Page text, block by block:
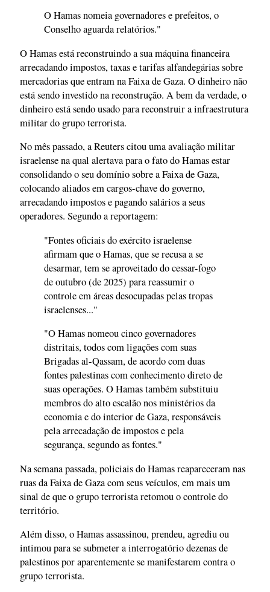
O Hamas nomeia governadores e prefeitos, o
Conselho aguarda relatórios."
O Hamas está reconstruindo a sua máquina financeira
arrecadando impostos, taxas e tarifas alfandegárias sobre
mercadorias que entram na Faixa de Gaza. O dinheiro não
está sendo investido na reconstrução. A bem da verdade, o
dinheiro está sendo usado para reconstruir a infraestrutura
militar do grupo terrorista.
No mês passado, a Reuters citou uma avaliação militar
israelense na qual alertava para o fato do Hamas estar
consolidando o seu domínio sobre a Faixa de Gaza,
colocando aliados em cargos-chave do governo,
arrecadando impostos e pagando salários a seus
operadores. Segundo a reportagem:
"Fontes oficiais do exército israelense
afirmam que o Hamas, que se recusa a se
desarmar, tem se aproveitado do cessar-fogo
de outubro (de 2025) para reassumir o
controle em áreas desocupadas pelas tropas
israelenses..."
"O Hamas nomeou cinco governadores
distritais, todos com ligações com suas
Brigadas al-Qassam, de acordo com duas
fontes palestinas com conhecimento direto de
suas operações. O Hamas também substituiu
membros do alto escalão nos ministérios da
economia e do interior de Gaza, responsáveis ​​
pela arrecadação de impostos e pela
segurança, segundo as fontes."
Na semana passada, policiais do Hamas reapareceram nas
ruas da Faixa de Gaza com seus veículos, em mais um
sinal de que o grupo terrorista retomou o controle do
território.
Além disso, o Hamas assassinou, prendeu, agrediu ou
intimou para se submeter a interrogatório dezenas de
palestinos por aparentemente se manifestarem contra o
grupo terrorista.